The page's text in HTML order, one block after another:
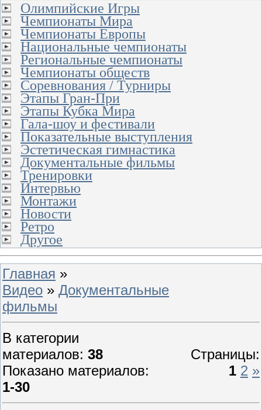
Олимпийские Игры
Чемпионаты Мира
Чемпионаты Европы
Национальные чемпионаты
Региональные чемпионаты
Чемпионаты обществ
Соревнования / Турниры
Этапы Гран-При
Этапы Кубка Мира
Гала-шоу и фестивали
Показательные выступления
Эстетическая гимнастика
Документальные фильмы
Тренировки
Интервью
Монтажи
Новости
Ретро
Другое
Главная »
Видео » Документальные
фильмы
В категории
материалов: 38
Показано материалов:
1-30
Страницы:
1 2 »